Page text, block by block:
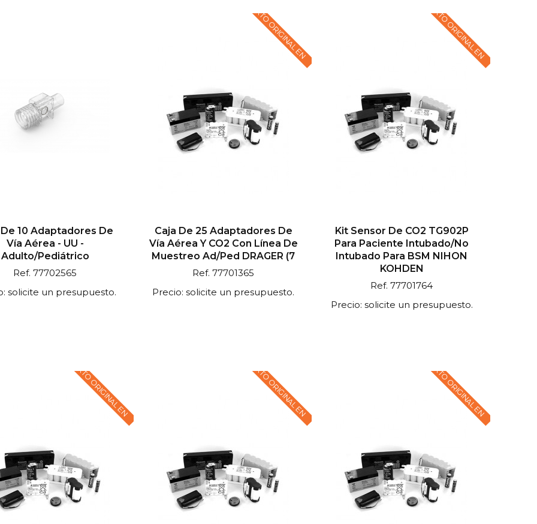
10 Adaptadores De
Vía Aérea - UU -
Adulto/Pediátrico
Ref. 77702565
solicite un presupuesto.
TEXTO ORIGINAL EN
Caja De 25 Adaptadores De
Vía Aérea Y CO2 Con Línea De
Muestreo Ad/ped DRAGER (7
Ref. 77701365
Precio: solicite un presupuesto.
TEXTO ORIGINAL EN
Kit Sensor De CO2 TG902P
Para Paciente Intubado/no
Intubado Para BSM NIHON
KOHDEN
Ref. 77701764
Precio: solicite un presupuesto.
TEXTO ORIGINAL EN TEXTO ORIGINAL EN TEXTO ORIGINAL EN